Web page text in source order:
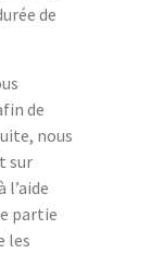
de
de
nous
sur
l’aide
partie
les